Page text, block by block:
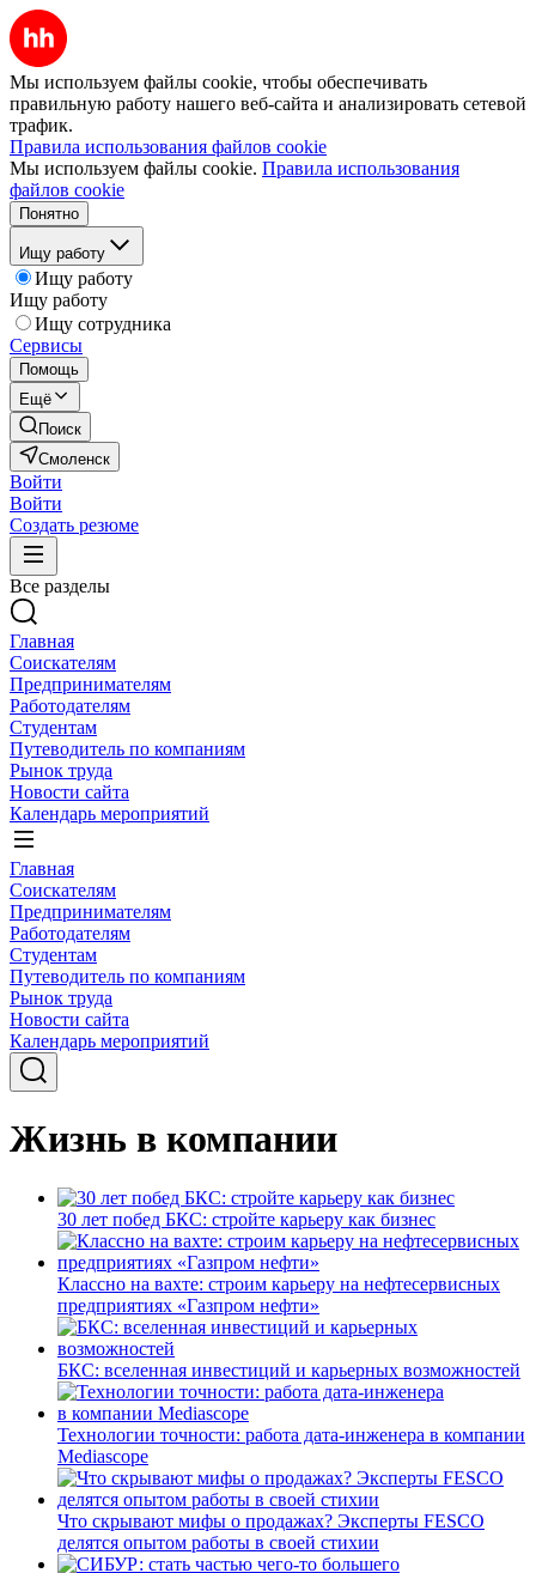
Мы используем файлы cookie, чтобы обеспечивать
правильную работу нашего веб-сайта и анализировать сетевой
трафик.
Правила использования файлов cookie
Мы используем файлы cookie. Правила использования
файлов cookie
Понятно
Ищу работу
Ищу работу
Ищу работу
Ищу сотрудника
Сервисы
Помощь
Ещё
Поиск
Смоленск
Войти
Войти
Создать резюме
Все разделы
Главная
Соискателям
Предпринимателям
Работодателям
Студентам
Путеводитель по компаниям
Рынок труда
Новости сайта
Календарь мероприятий
Главная
Соискателям
Предпринимателям
Работодателям
Студентам
Путеводитель по компаниям
Рынок труда
Новости сайта
Календарь мероприятий
Жизнь в компании
30 лет побед БКС: стройте карьеру как бизнес
Классно на вахте: строим карьеру на нефтесервисных
предприятиях «Газпром нефти»
БКС: вселенная инвестиций и карьерных возможностей
Технологии точности: работа дата-инженера в компании
Mediascope
Что скрывают мифы о продажах? Эксперты FESCO
делятся опытом работы в своей стихии